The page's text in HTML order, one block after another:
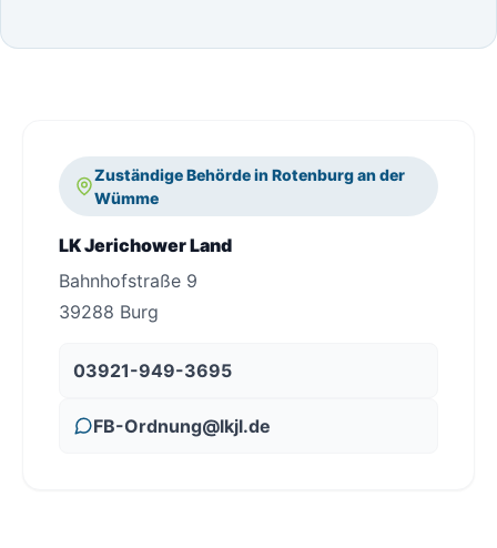
Zuständige Behörde in Rotenburg an der
Wümme
LK Jerichower Land
Bahnhofstraße 9
39288 Burg
03921-949-3695
FB-Ordnung@lkjl.de